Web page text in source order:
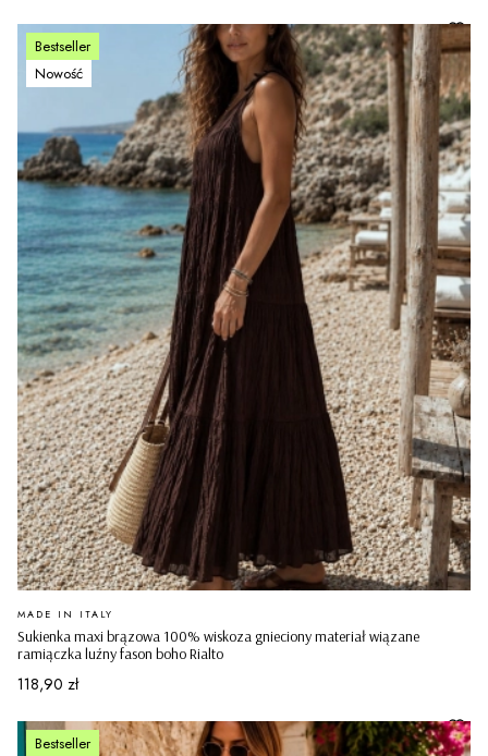
Bestseller
Nowość
Sukienka maxi brązowa 100% wiskoza gnieciony materiał wiązane
ramiączka luźny fason boho Rialto
PRODUCENT
MADE IN ITALY
Cena
118,90 zł
Bestseller